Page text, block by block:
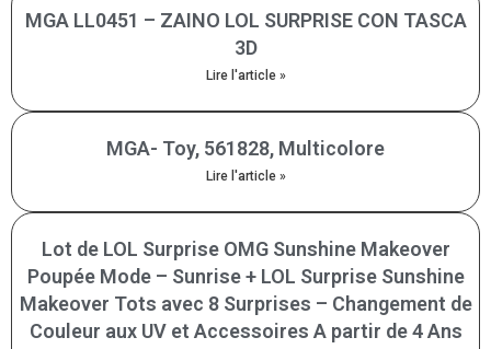
MGA LL0451 – ZAINO LOL SURPRISE CON TASCA
3D
Lire l'article »
MGA- Toy, 561828, Multicolore
Lire l'article »
Lot de LOL Surprise OMG Sunshine Makeover
Poupée Mode – Sunrise + LOL Surprise Sunshine
Makeover Tots avec 8 Surprises – Changement de
Couleur aux UV et Accessoires A partir de 4 Ans